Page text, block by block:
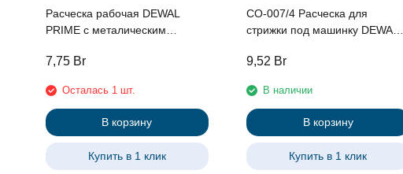
Расческа рабочая DEWAL
PRIME с металическим
7,75 Br
Осталась 1 шт.
В корзину
Купить в 1 клик
CO-007/4 Расческа для
стрижки под машинку DEWAL,
9,52 Br
В наличии
В корзину
Купить в 1 клик